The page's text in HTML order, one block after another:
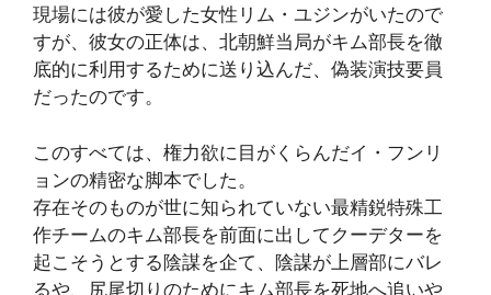
現場には彼が愛した女性リム・ユジンがいたので
すが、彼女の正体は、北朝鮮当局がキム部長を徹
底的に利用するために送り込んだ、偽装演技要員
だったのです。
このすべては、権力欲に目がくらんだイ・フンリ
ョンの精密な脚本でした。
存在そのものが世に知られていない最精鋭特殊工
作チームのキム部長を前面に出してクーデターを
起こそうとする陰謀を企て、陰謀が上層部にバレ
るや、尻尾切りのためにキム部長を死地へ追いや